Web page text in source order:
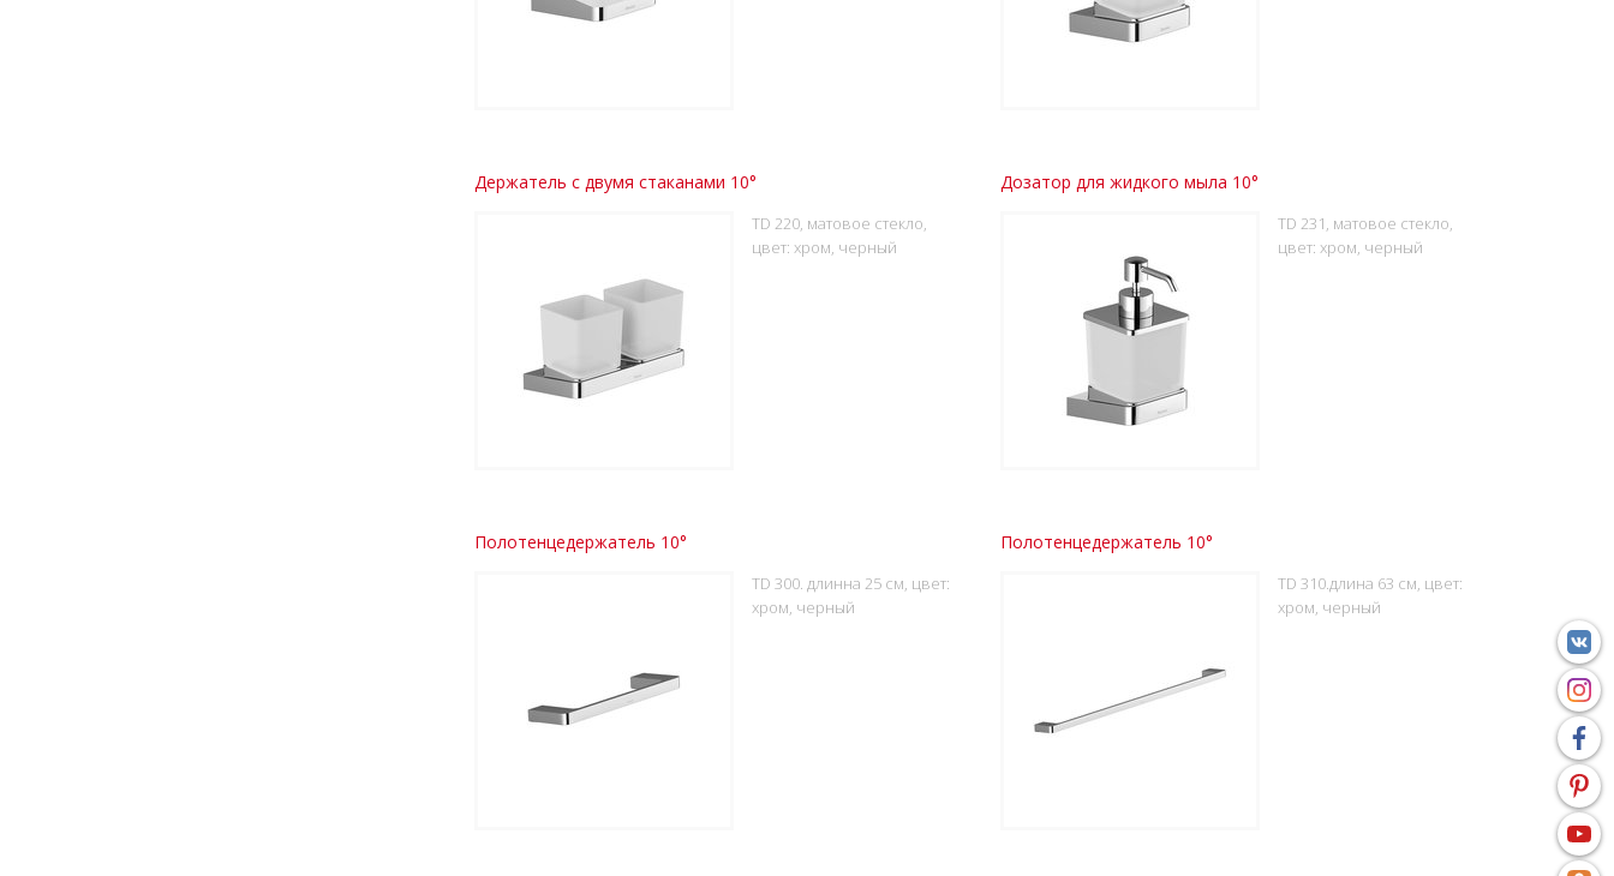
Держатель с двумя стаканами 10°
TD 220, матовое стекло,
цвет: хром, черный
Дозатор для жидкого мыла 10°
TD 231, матовое стекло,
цвет: хром, черный
Полотенцедержатель 10°
TD 300. длинна 25 см, цвет:
хром, черный
Полотенцедержатель 10°
TD 310.длина 63 см, цвет:
хром, черный